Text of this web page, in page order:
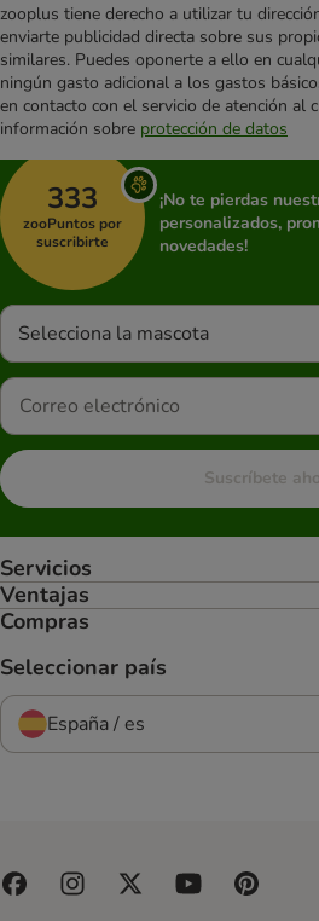
zooplus tiene derecho a utilizar tu
enviarte publicidad directa sobre sus
similares. Puedes oponerte a ello en
ningún gasto adicional a los gastos
en contacto con el servicio de atención al
información sobre protección de datos
333
zooPuntos por
suscribirte
¡No te pierdas
personalizados,
novedades!
Selecciona la mascota
Suscríbete
Servicios
Ventajas
Compras
Seleccionar país
España / es